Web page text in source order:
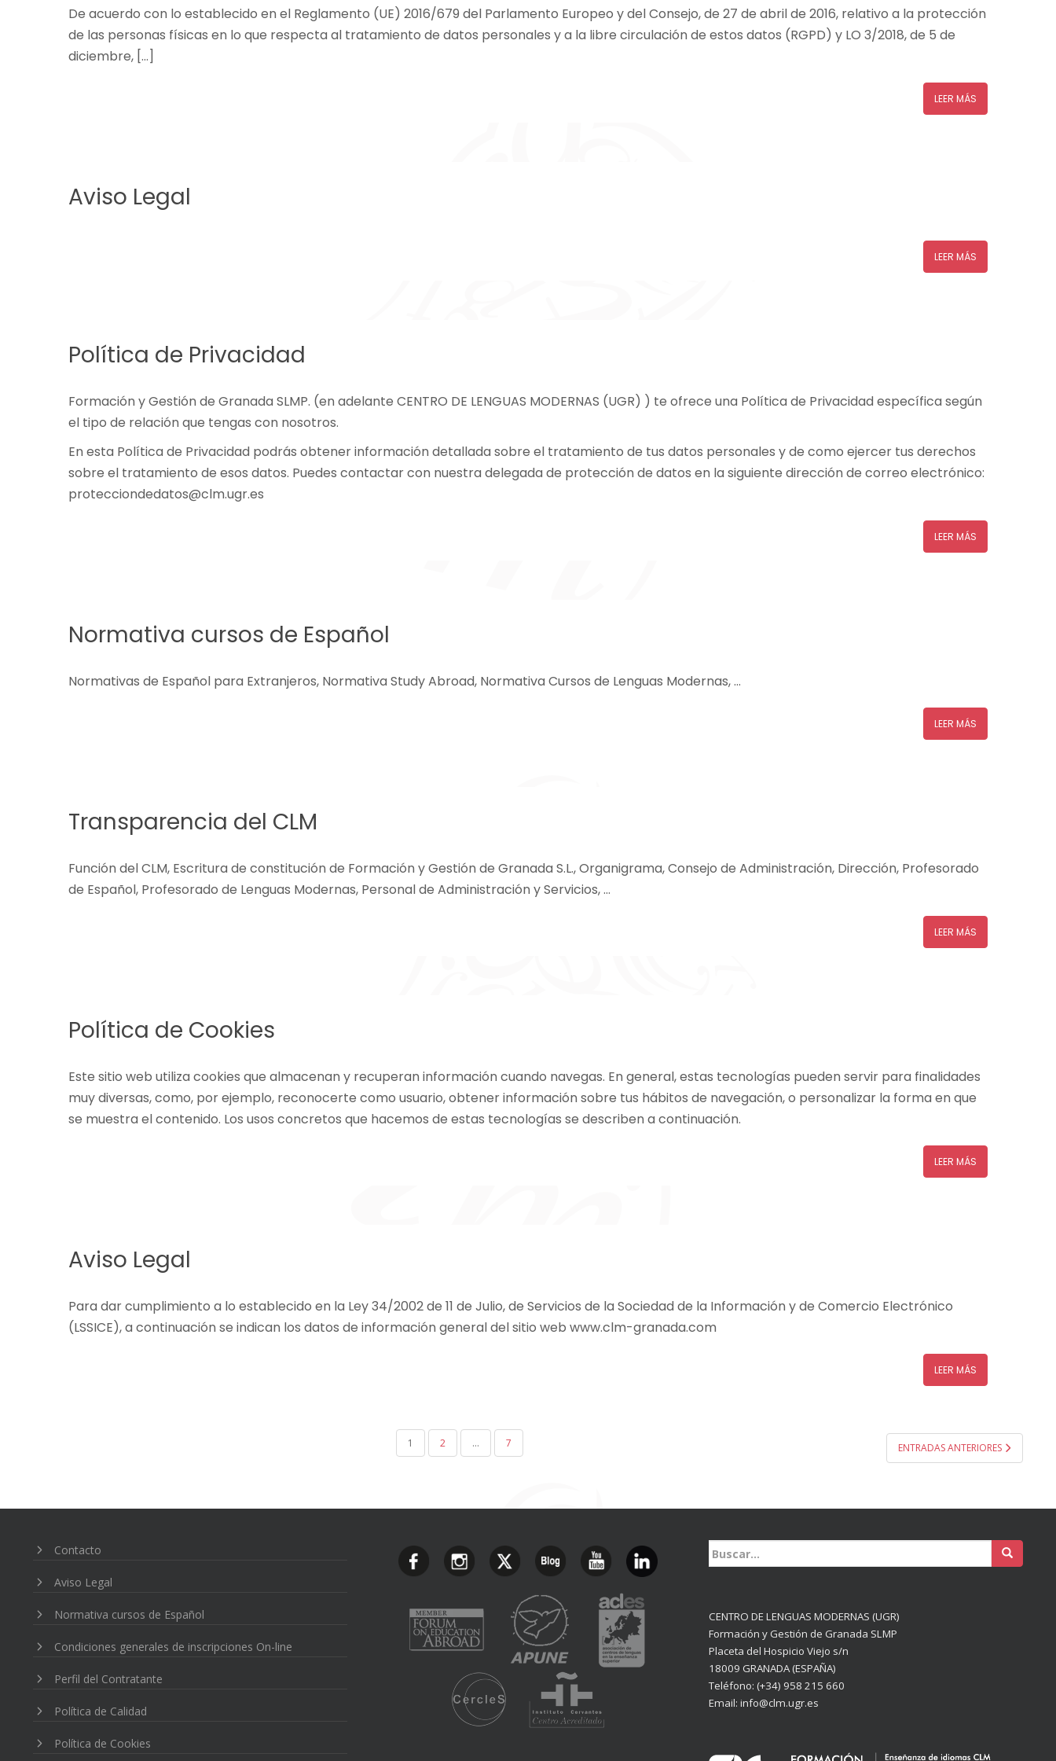
De acuerdo con lo establecido en el Reglamento (UE) 2016/679 del Parlamento Europeo y del Consejo, de 27 de abril de 2016, relativo a la protección
de las personas físicas en lo que respecta al tratamiento de datos personales y a la libre circulación de estos datos (RGPD) y LO 3/2018, de 5 de
diciembre, […]
LEER MÁS
Aviso Legal
LEER MÁS
Política de Privacidad
Formación y Gestión de Granada SLMP. (en adelante CENTRO DE LENGUAS MODERNAS (UGR) ) te ofrece una Política de Privacidad específica según
el tipo de relación que tengas con nosotros.
En esta Política de Privacidad podrás obtener información detallada sobre el tratamiento de tus datos personales y de como ejercer tus derechos
sobre el tratamiento de esos datos. Puedes contactar con nuestra delegada de protección de datos en la siguiente dirección de correo electrónico:
protecciondedatos@clm.ugr.es
LEER MÁS
Normativa cursos de Español
Normativas de Español para Extranjeros, Normativa Study Abroad, Normativa Cursos de Lenguas Modernas, …
LEER MÁS
Transparencia del CLM
Función del CLM, Escritura de constitución de Formación y Gestión de Granada S.L., Organigrama, Consejo de Administración, Dirección, Profesorado
de Español, Profesorado de Lenguas Modernas, Personal de Administración y Servicios, …
LEER MÁS
Política de Cookies
Este sitio web utiliza cookies que almacenan y recuperan información cuando navegas. En general, estas tecnologías pueden servir para finalidades
muy diversas, como, por ejemplo, reconocerte como usuario, obtener información sobre tus hábitos de navegación, o personalizar la forma en que
se muestra el contenido. Los usos concretos que hacemos de estas tecnologías se describen a continuación.
LEER MÁS
Aviso Legal
Para dar cumplimiento a lo establecido en la Ley 34/2002 de 11 de Julio, de Servicios de la Sociedad de la Información y de Comercio Electrónico
(LSSICE), a continuación se indican los datos de información general del sitio web www.clm-granada.com
LEER MÁS
1 2 … 7 ENTRADAS ANTERIORES
Contacto
Aviso Legal
Normativa cursos de Español
Condiciones generales de inscripciones On-line
Perfil del Contratante
Política de Calidad
Política de Cookies
Buscar:
CENTRO DE LENGUAS MODERNAS (UGR)
Formación y Gestión de Granada SLMP
Placeta del Hospicio Viejo s/n
18009 GRANADA (ESPAÑA)
Teléfono: (+34) 958 215 660
Email: info@clm.ugr.es